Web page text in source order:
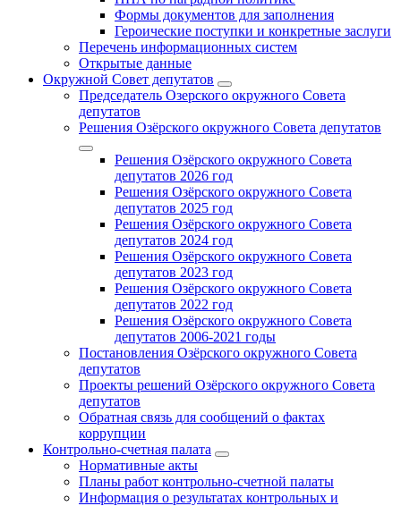
Формы документов для заполнения
Героические поступки и конкретные заслуги
Перечень информационных систем
Открытые данные
Окружной Совет депутатов
Председатель Озерского окружного Совета
депутатов
Решения Озёрского окружного Совета депутатов
Решения Озёрского окружного Совета
депутатов 2026 год
Решения Озёрского окружного Совета
депутатов 2025 год
Решения Озёрского окружного Совета
депутатов 2024 год
Решения Озёрского окружного Совета
депутатов 2023 год
Решения Озёрского окружного Совета
депутатов 2022 год
Решения Озёрского окружного Совета
депутатов 2006-2021 годы
Постановления Озёрского окружного Совета
депутатов
Проекты решений Озёрского окружного Совета
депутатов
Обратная связь для сообщений о фактах
коррупции
Контрольно-счетная палата
Нормативные акты
Планы работ контрольно-счетной палаты
Информация о результатах контрольных и